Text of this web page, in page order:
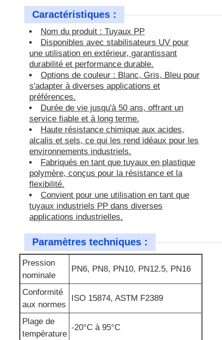
Caractéristiques :
Nom du produit : Tuyaux PP
Disponibles avec stabilisateurs UV pour
une utilisation en extérieur, garantissant
durabilité et performance durable.
Options de couleur : Blanc, Gris, Bleu pour
s'adapter à diverses applications et
préférences.
Durée de vie jusqu'à 50 ans, offrant un
service fiable et à long terme.
Haute résistance chimique aux acides,
alcalis et sels, ce qui les rend idéaux pour les
environnements industriels.
Fabriqués en tant que tuyaux en plastique
polymère, conçus pour la résistance et la
flexibilité.
Convient pour une utilisation en tant que
tuyaux industriels PP dans diverses
applications industrielles.
Paramètres techniques :
Pression
nominale
PN6, PN8, PN10, PN12.5, PN16
Conformité
aux normes
ISO 15874, ASTM F2389
Plage de
température
-20°C à 95°C